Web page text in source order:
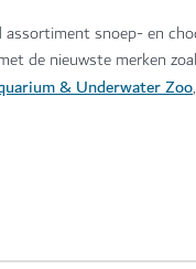
snoep- en
de nieuwste merken
& Underwater Zoo